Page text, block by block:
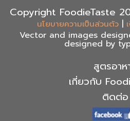
Copyright FoodieTaste
นโยบายความเป็นส่วนตัว |
Vector and images
designed by
สูตรอาห
เกี่ยวกับ
ติดต่อ